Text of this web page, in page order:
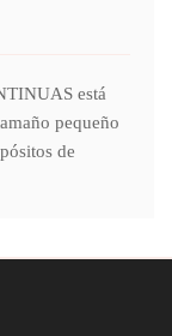
está
pequeño
de